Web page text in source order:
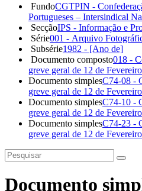
FundoCGTPIN -
Portugueses – Intersindical
SecçãoIPS - Informação e
Série001 - Arquivo
Subsérie1982 - [Ano de]
Documento composto018 -
greve geral de 12 de
Documento simplesC74-08 -
greve geral de 12 de
Documento simplesC74-10 -
greve geral de 12 de
Documento simplesC74-23 -
greve geral de 12 de
Documento